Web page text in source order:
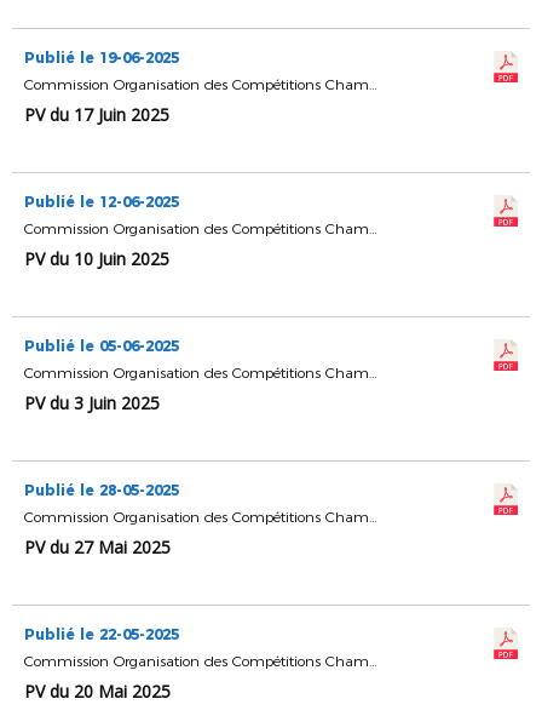
Publié le 19-06-2025
Commission Organisation des Compétitions Championnats & Coupes
PV du 17 Juin 2025
Publié le 12-06-2025
Commission Organisation des Compétitions Championnats & Coupes
PV du 10 Juin 2025
Publié le 05-06-2025
Commission Organisation des Compétitions Championnats & Coupes
PV du 3 Juin 2025
Publié le 28-05-2025
Commission Organisation des Compétitions Championnats & Coupes
PV du 27 Mai 2025
Publié le 22-05-2025
Commission Organisation des Compétitions Championnats & Coupes
PV du 20 Mai 2025